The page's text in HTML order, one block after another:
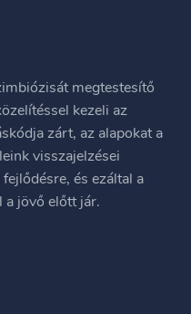
megtestesítő
kezeli az
zárt, az alapokat a
visszajelzései
és ezáltal a
jövő előtt jár.